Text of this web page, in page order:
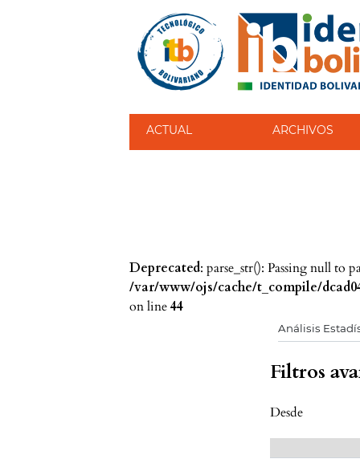
ACTUAL ARCHIVOS
Deprecated: parse_str(): Passing null to
/var/www/ojs/cache/t_compile/
on line44
Filtros
Desde